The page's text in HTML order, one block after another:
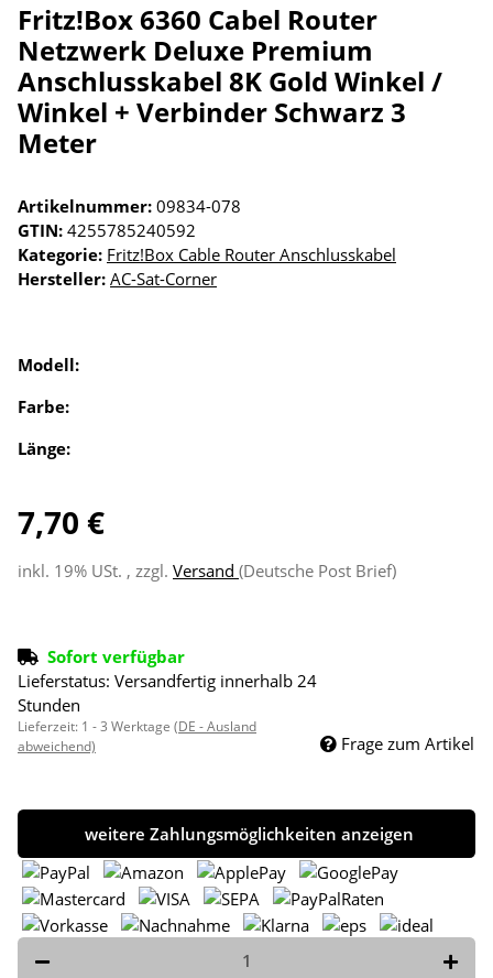
Fritz!Box 6360 Cabel Router
Netzwerk Deluxe Premium
Anschlusskabel 8K Gold Winkel /
Winkel + Verbinder Schwarz 3
Meter
Artikelnummer: 09834-078
GTIN: 4255785240592
Kategorie: Fritz!Box Cable Router Anschlusskabel
Hersteller: AC-Sat-Corner
Modell:
Farbe:
Länge:
7,70 €
inkl. 19% USt. , zzgl. Versand (Deutsche Post Brief)
Sofort verfügbar
Lieferstatus: Versandfertig innerhalb 24
Stunden
Lieferzeit: 1 - 3 Werktage (DE - Ausland
abweichend)
Frage zum Artikel
weitere Zahlungsmöglichkeiten anzeigen